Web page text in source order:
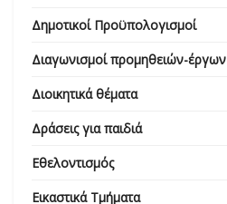
Δημοτικοί Προϋπολογισμοί
Διαγωνισμοί προμηθειών-έργων
Διοικητικά θέματα
Δράσεις για παιδιά
Εθελοντισμός
Εικαστικά Τμήματα